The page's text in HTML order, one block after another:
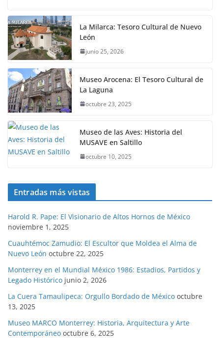
La Milarca: Tesoro Cultural de Nuevo
León
junio 25, 2026
Museo Arocena: El Tesoro Cultural de
La Laguna
octubre 23, 2025
Museo de las Aves: Historia del
MUSAVE en Saltillo
octubre 10, 2025
Entradas más vistas
Harold R. Pape: El Visionario de Altos Hornos de México
noviembre 1, 2025
Cuauhtémoc Zamudio: El Escultor que Moldea el Alma de
Nuevo León octubre 22, 2025
Monterrey en el Mundial México 1986: Estadios, Partidos y
Legado Histórico junio 2, 2026
La Cuera Tamaulipeca: Orgullo Bordado de México octubre
13, 2025
Museo MARCO Monterrey: Historia, Arquitectura y Arte
Contemporáneo octubre 6, 2025